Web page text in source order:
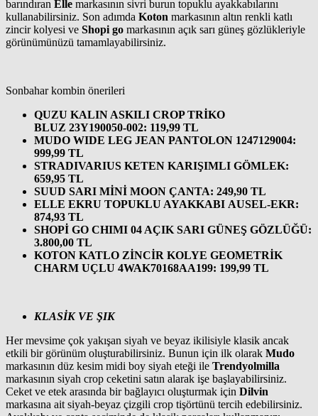
barındıran Elle markasının sivri burun topuklu ayakkabılarını
kullanabilirsiniz. Son adımda Koton markasının altın renkli katlı
zincir kolyesi ve Shopi go markasının açık sarı güneş gözlükleriyle
görünümünüzü tamamlayabilirsiniz.
Sonbahar kombin önerileri
QUZU KALIN ASKILI CROP TRİKO
BLUZ 23Y190050-002: 119,99 TL
MUDO WIDE LEG JEAN PANTOLON 1247129004:
999,99 TL
STRADIVARIUS KETEN KARIŞIMLI GÖMLEK:
659,95 TL
SUUD SARI MİNİ MOON ÇANTA: 249,90 TL
ELLE EKRU TOPUKLU AYAKKABI AUSEL-EKR:
874,93 TL
SHOPİ GO CHIMI 04 AÇIK SARI GÜNEŞ GÖZLÜĞÜ:
3.800,00 TL
KOTON KATLO ZİNCİR KOLYE GEOMETRİK
CHARM UÇLU 4WAK70168AA199: 199,99 TL
KLASİK VE ŞIK
Her mevsime çok yakışan siyah ve beyaz ikilisiyle klasik ancak
etkili bir görünüm oluşturabilirsiniz. Bunun için ilk olarak Mudo
markasının düz kesim midi boy siyah eteği ile Trendyolmilla
markasının siyah crop ceketini satın alarak işe başlayabilirsiniz.
Ceket ve etek arasında bir bağlayıcı oluşturmak için Dilvin
markasına ait siyah-beyaz çizgili crop tişörtünü tercih edebilirsiniz.